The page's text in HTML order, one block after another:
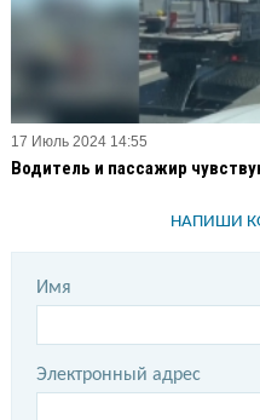
17 Июль 2024 14:55
Водитель и пассажир
НАПИШИ
Имя
Электронный адрес